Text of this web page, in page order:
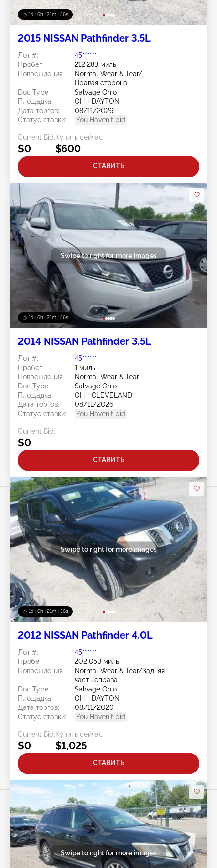
1d : 6h : 21m : 53s
2015 NISSAN Pathfinder 3.5L
Лот #:
45******
Пробег:
212,283 миль
Повреждения:
Normal Wear & Tear/
Правая сторона
Doc Type:
Salvage Ohio
Площадка:
OH - DAYTON
Дата торгов:
08/11/2026
Статус ставки:
You Haven't bid
Current Bid:
$0
Купить сейчас
$600
СТАВИТЬ
1d : 6h : 21m : 53s
Swipe to right for more images
2014 NISSAN Pathfinder 3.5L
Лот #:
45******
Пробег:
1 миль
Повреждения:
Normal Wear & Tear
Doc Type:
Salvage Ohio
Площадка:
OH - CLEVELAND
Дата торгов:
08/11/2026
Статус ставки:
You Haven't bid
Current Bid:
$0
СТАВИТЬ
1d : 6h : 21m : 53s
Swipe to right for more images
2012 NISSAN Pathfinder 4.0L
Лот #:
45******
Пробег:
202,053 миль
Повреждения:
Normal Wear & Tear/Задняя
часть справа
Doc Type:
Salvage Ohio
Площадка:
OH - DAYTON
Дата торгов:
08/11/2026
Статус ставки:
You Haven't bid
Current Bid:
$0
Купить сейчас
$1,025
СТАВИТЬ
Swipe to right for more images